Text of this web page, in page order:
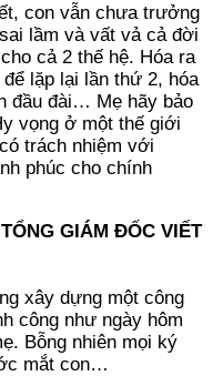
con vẫn chưa trưởng
lầm và vất vả cả đời
cả 2 thế hệ. Hóa ra
lặp lại lần thứ 2, hóa
đầu đài… Mẹ hãy bảo
vọng ở một thế giới
trách nhiệm với
phúc cho chính
GIÁM ĐỐC VIẾT
xây dựng một công
công như ngày hôm
Bỗng nhiên mọi ký
mắt con…